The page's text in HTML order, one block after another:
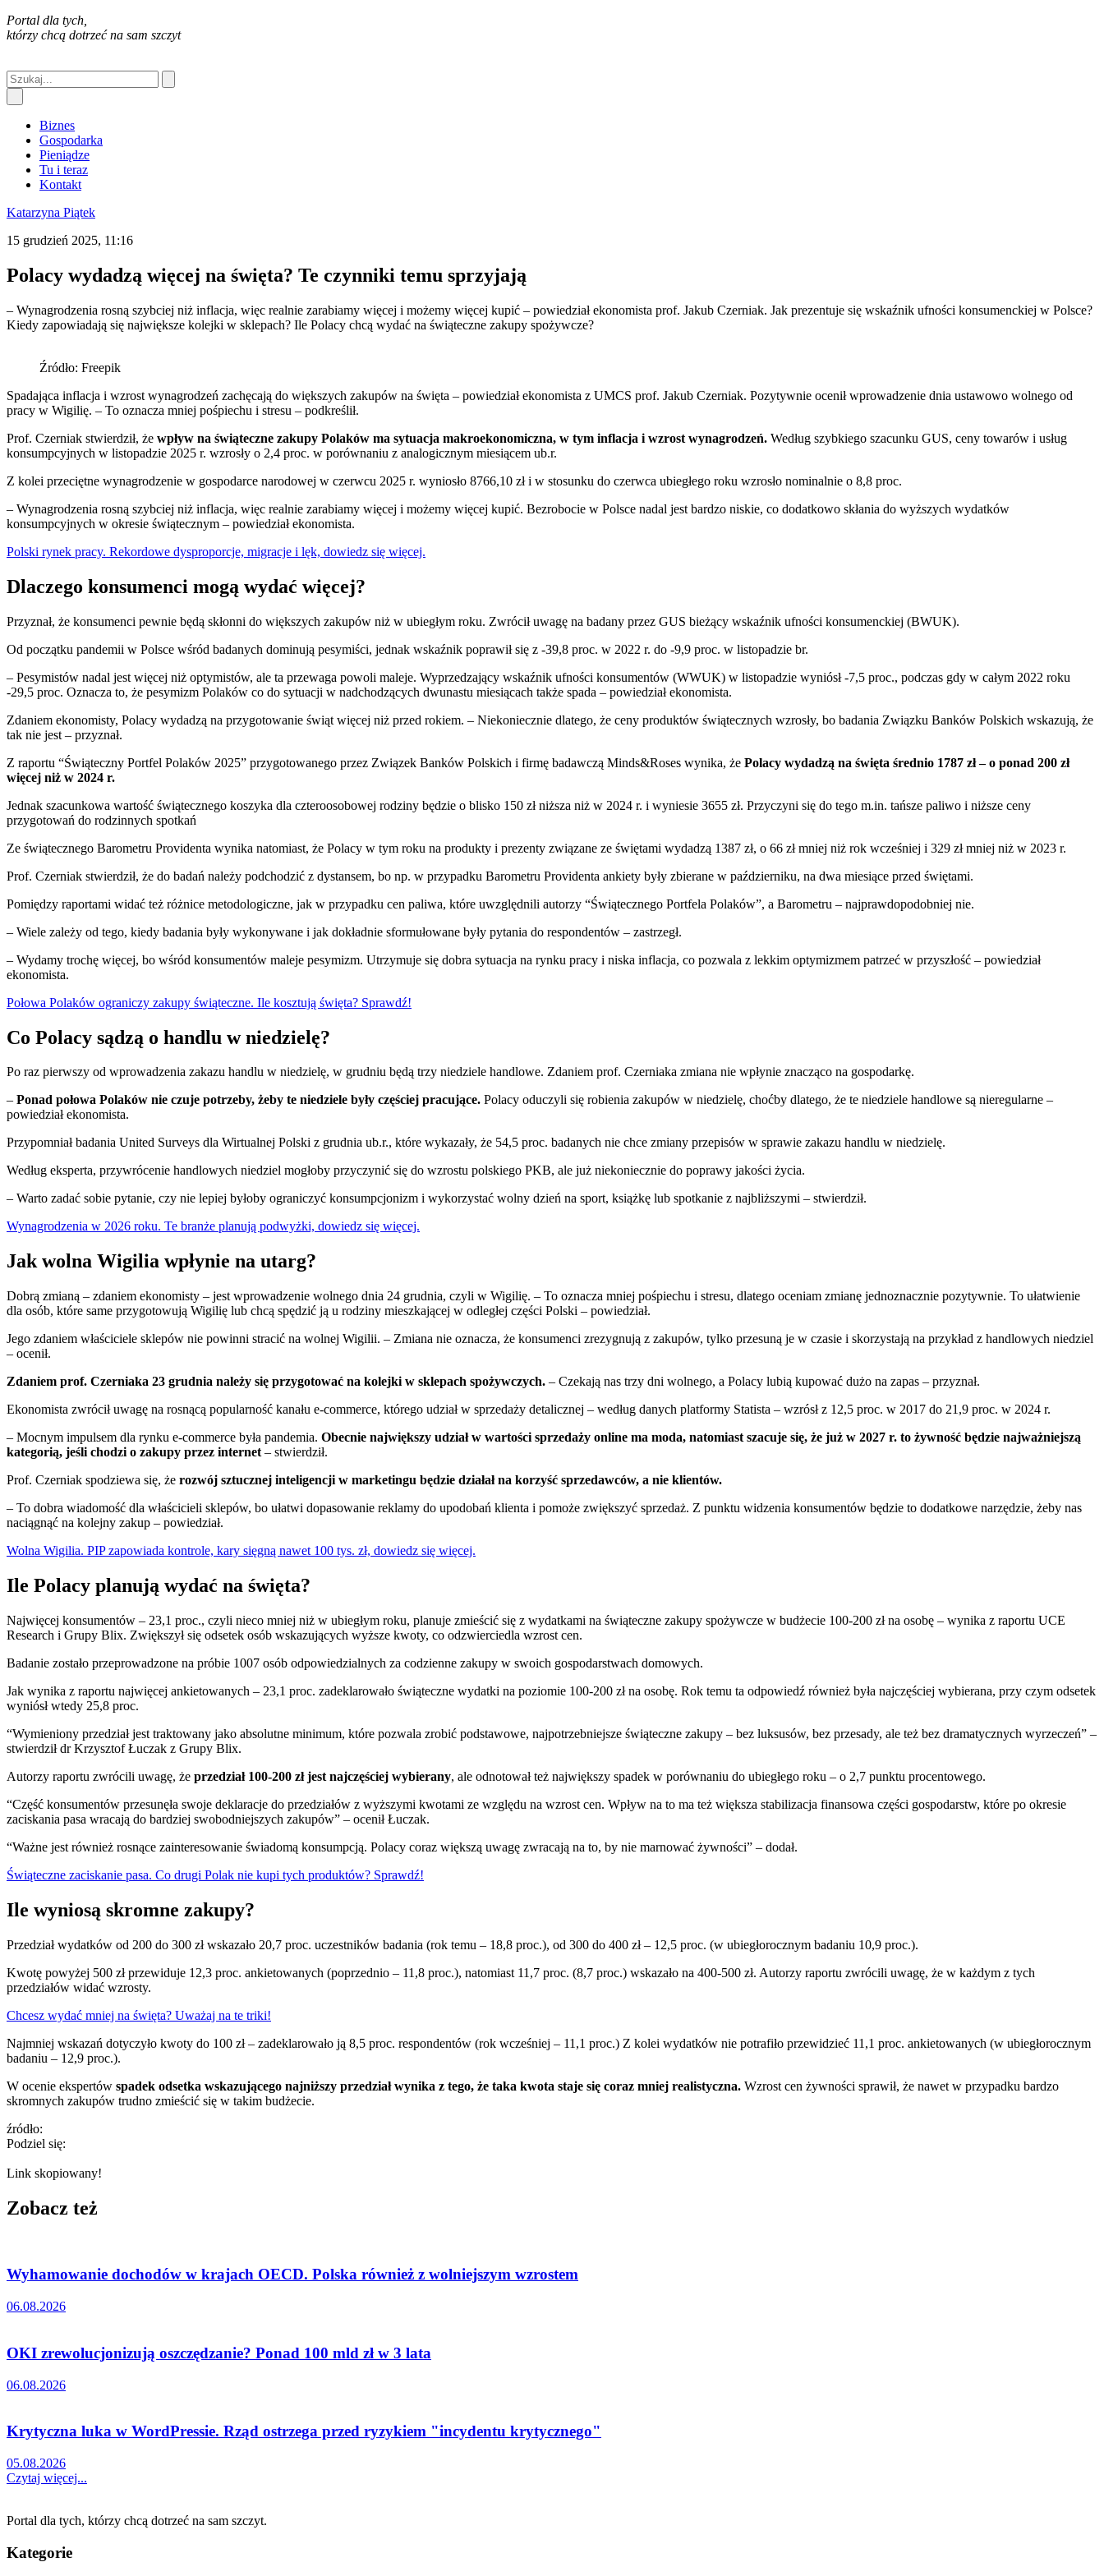
Portal dla tych,
którzy chcą dotrzeć na sam szczyt
Biznes
Gospodarka
Pieniądze
Tu i teraz
Kontakt
Katarzyna Piątek
15 grudzień 2025, 11:16
Polacy wydadzą więcej na święta? Te czynniki temu sprzyjają
– Wynagrodzenia rosną szybciej niż inflacja, więc realnie zarabiamy więcej i możemy więcej kupić – powiedział ekonomista prof. Jakub Czerniak. Jak prezentuje się wskaźnik ufności konsumenckiej w Polsce?
Kiedy zapowiadają się największe kolejki w sklepach? Ile Polacy chcą wydać na świąteczne zakupy spożywcze?
Źródło: Freepik
Spadająca inflacja i wzrost wynagrodzeń zachęcają do większych zakupów na święta – powiedział ekonomista z UMCS prof. Jakub Czerniak. Pozytywnie ocenił wprowadzenie dnia ustawowo wolnego od
pracy w Wigilię. – To oznacza mniej pośpiechu i stresu – podkreślił.
Prof. Czerniak stwierdził, że wpływ na świąteczne zakupy Polaków ma sytuacja makroekonomiczna, w tym inflacja i wzrost wynagrodzeń. Według szybkiego szacunku GUS, ceny towarów i usług
konsumpcyjnych w listopadzie 2025 r. wzrosły o 2,4 proc. w porównaniu z analogicznym miesiącem ub.r.
Z kolei przeciętne wynagrodzenie w gospodarce narodowej w czerwcu 2025 r. wyniosło 8766,10 zł i w stosunku do czerwca ubiegłego roku wzrosło nominalnie o 8,8 proc.
– Wynagrodzenia rosną szybciej niż inflacja, więc realnie zarabiamy więcej i możemy więcej kupić. Bezrobocie w Polsce nadal jest bardzo niskie, co dodatkowo skłania do wyższych wydatków
konsumpcyjnych w okresie świątecznym – powiedział ekonomista.
Polski rynek pracy. Rekordowe dysproporcje, migracje i lęk, dowiedz się więcej.
Dlaczego konsumenci mogą wydać więcej?
Przyznał, że konsumenci pewnie będą skłonni do większych zakupów niż w ubiegłym roku. Zwrócił uwagę na badany przez GUS bieżący wskaźnik ufności konsumenckiej (BWUK).
Od początku pandemii w Polsce wśród badanych dominują pesymiści, jednak wskaźnik poprawił się z -39,8 proc. w 2022 r. do -9,9 proc. w listopadzie br.
– Pesymistów nadal jest więcej niż optymistów, ale ta przewaga powoli maleje. Wyprzedzający wskaźnik ufności konsumentów (WWUK) w listopadzie wyniósł -7,5 proc., podczas gdy w całym 2022 roku
-29,5 proc. Oznacza to, że pesymizm Polaków co do sytuacji w nadchodzących dwunastu miesiącach także spada – powiedział ekonomista.
Zdaniem ekonomisty, Polacy wydadzą na przygotowanie świąt więcej niż przed rokiem. – Niekoniecznie dlatego, że ceny produktów świątecznych wzrosły, bo badania Związku Banków Polskich wskazują, że
tak nie jest – przyznał.
Z raportu “Świąteczny Portfel Polaków 2025” przygotowanego przez Związek Banków Polskich i firmę badawczą Minds&Roses wynika, że Polacy wydadzą na święta średnio 1787 zł – o ponad 200 zł
więcej niż w 2024 r.
Jednak szacunkowa wartość świątecznego koszyka dla czteroosobowej rodziny będzie o blisko 150 zł niższa niż w 2024 r. i wyniesie 3655 zł. Przyczyni się do tego m.in. tańsze paliwo i niższe ceny
przygotowań do rodzinnych spotkań
Ze świątecznego Barometru Providenta wynika natomiast, że Polacy w tym roku na produkty i prezenty związane ze świętami wydadzą 1387 zł, o 66 zł mniej niż rok wcześniej i 329 zł mniej niż w 2023 r.
Prof. Czerniak stwierdził, że do badań należy podchodzić z dystansem, bo np. w przypadku Barometru Providenta ankiety były zbierane w październiku, na dwa miesiące przed świętami.
Pomiędzy raportami widać też różnice metodologiczne, jak w przypadku cen paliwa, które uwzględnili autorzy “Świątecznego Portfela Polaków”, a Barometru – najprawdopodobniej nie.
– Wiele zależy od tego, kiedy badania były wykonywane i jak dokładnie sformułowane były pytania do respondentów – zastrzegł.
– Wydamy trochę więcej, bo wśród konsumentów maleje pesymizm. Utrzymuje się dobra sytuacja na rynku pracy i niska inflacja, co pozwala z lekkim optymizmem patrzeć w przyszłość – powiedział
ekonomista.
Połowa Polaków ograniczy zakupy świąteczne. Ile kosztują święta? Sprawdź!
Co Polacy sądzą o handlu w niedzielę?
Po raz pierwszy od wprowadzenia zakazu handlu w niedzielę, w grudniu będą trzy niedziele handlowe. Zdaniem prof. Czerniaka zmiana nie wpłynie znacząco na gospodarkę.
– Ponad połowa Polaków nie czuje potrzeby, żeby te niedziele były częściej pracujące. Polacy oduczyli się robienia zakupów w niedzielę, choćby dlatego, że te niedziele handlowe są nieregularne –
powiedział ekonomista.
Przypomniał badania United Surveys dla Wirtualnej Polski z grudnia ub.r., które wykazały, że 54,5 proc. badanych nie chce zmiany przepisów w sprawie zakazu handlu w niedzielę.
Według eksperta, przywrócenie handlowych niedziel mogłoby przyczynić się do wzrostu polskiego PKB, ale już niekoniecznie do poprawy jakości życia.
– Warto zadać sobie pytanie, czy nie lepiej byłoby ograniczyć konsumpcjonizm i wykorzystać wolny dzień na sport, książkę lub spotkanie z najbliższymi – stwierdził.
Wynagrodzenia w 2026 roku. Te branże planują podwyżki, dowiedz się więcej.
Jak wolna Wigilia wpłynie na utarg?
Dobrą zmianą – zdaniem ekonomisty – jest wprowadzenie wolnego dnia 24 grudnia, czyli w Wigilię. – To oznacza mniej pośpiechu i stresu, dlatego oceniam zmianę jednoznacznie pozytywnie. To ułatwienie
dla osób, które same przygotowują Wigilię lub chcą spędzić ją u rodziny mieszkającej w odległej części Polski – powiedział.
Jego zdaniem właściciele sklepów nie powinni stracić na wolnej Wigilii. – Zmiana nie oznacza, że konsumenci zrezygnują z zakupów, tylko przesuną je w czasie i skorzystają na przykład z handlowych niedziel
– ocenił.
Zdaniem prof. Czerniaka 23 grudnia należy się przygotować na kolejki w sklepach spożywczych. – Czekają nas trzy dni wolnego, a Polacy lubią kupować dużo na zapas – przyznał.
Ekonomista zwrócił uwagę na rosnącą popularność kanału e-commerce, którego udział w sprzedaży detalicznej – według danych platformy Statista – wzrósł z 12,5 proc. w 2017 do 21,9 proc. w 2024 r.
– Mocnym impulsem dla rynku e-commerce była pandemia. Obecnie największy udział w wartości sprzedaży online ma moda, natomiast szacuje się, że już w 2027 r. to żywność będzie najważniejszą
kategorią, jeśli chodzi o zakupy przez internet – stwierdził.
Prof. Czerniak spodziewa się, że rozwój sztucznej inteligencji w marketingu będzie działał na korzyść sprzedawców, a nie klientów.
– To dobra wiadomość dla właścicieli sklepów, bo ułatwi dopasowanie reklamy do upodobań klienta i pomoże zwiększyć sprzedaż. Z punktu widzenia konsumentów będzie to dodatkowe narzędzie, żeby nas
naciągnąć na kolejny zakup – powiedział.
Wolna Wigilia. PIP zapowiada kontrole, kary sięgną nawet 100 tys. zł, dowiedz się więcej.
Ile Polacy planują wydać na święta?
Najwięcej konsumentów – 23,1 proc., czyli nieco mniej niż w ubiegłym roku, planuje zmieścić się z wydatkami na świąteczne zakupy spożywcze w budżecie 100-200 zł na osobę – wynika z raportu UCE
Research i Grupy Blix. Zwiększył się odsetek osób wskazujących wyższe kwoty, co odzwierciedla wzrost cen.
Badanie zostało przeprowadzone na próbie 1007 osób odpowiedzialnych za codzienne zakupy w swoich gospodarstwach domowych.
Jak wynika z raportu najwięcej ankietowanych – 23,1 proc. zadeklarowało świąteczne wydatki na poziomie 100-200 zł na osobę. Rok temu ta odpowiedź również była najczęściej wybierana, przy czym odsetek
wyniósł wtedy 25,8 proc.
“Wymieniony przedział jest traktowany jako absolutne minimum, które pozwala zrobić podstawowe, najpotrzebniejsze świąteczne zakupy – bez luksusów, bez przesady, ale też bez dramatycznych wyrzeczeń” –
stwierdził dr Krzysztof Łuczak z Grupy Blix.
Autorzy raportu zwrócili uwagę, że przedział 100-200 zł jest najczęściej wybierany, ale odnotował też największy spadek w porównaniu do ubiegłego roku – o 2,7 punktu procentowego.
“Część konsumentów przesunęła swoje deklaracje do przedziałów z wyższymi kwotami ze względu na wzrost cen. Wpływ na to ma też większa stabilizacja finansowa części gospodarstw, które po okresie
zaciskania pasa wracają do bardziej swobodniejszych zakupów” – ocenił Łuczak.
“Ważne jest również rosnące zainteresowanie świadomą konsumpcją. Polacy coraz większą uwagę zwracają na to, by nie marnować żywności” – dodał.
Świąteczne zaciskanie pasa. Co drugi Polak nie kupi tych produktów? Sprawdź!
Ile wyniosą skromne zakupy?
Przedział wydatków od 200 do 300 zł wskazało 20,7 proc. uczestników badania (rok temu – 18,8 proc.), od 300 do 400 zł – 12,5 proc. (w ubiegłorocznym badaniu 10,9 proc.).
Kwotę powyżej 500 zł przewiduje 12,3 proc. ankietowanych (poprzednio – 11,8 proc.), natomiast 11,7 proc. (8,7 proc.) wskazało na 400-500 zł. Autorzy raportu zwrócili uwagę, że w każdym z tych
przedziałów widać wzrosty.
Chcesz wydać mniej na święta? Uważaj na te triki!
Najmniej wskazań dotyczyło kwoty do 100 zł – zadeklarowało ją 8,5 proc. respondentów (rok wcześniej – 11,1 proc.) Z kolei wydatków nie potrafiło przewidzieć 11,1 proc. ankietowanych (w ubiegłorocznym
badaniu – 12,9 proc.).
W ocenie ekspertów spadek odsetka wskazującego najniższy przedział wynika z tego, że taka kwota staje się coraz mniej realistyczna. Wzrost cen żywności sprawił, że nawet w przypadku bardzo
skromnych zakupów trudno zmieścić się w takim budżecie.
źródło:
Podziel się:
Link skopiowany!
Zobacz też
Wyhamowanie dochodów w krajach OECD. Polska również z wolniejszym wzrostem
06.08.2026
OKI zrewolucjonizują oszczędzanie? Ponad 100 mld zł w 3 lata
06.08.2026
Krytyczna luka w WordPressie. Rząd ostrzega przed ryzykiem "incydentu krytycznego"
05.08.2026
Czytaj więcej...
Portal dla tych, którzy chcą dotrzeć na sam szczyt.
Kategorie